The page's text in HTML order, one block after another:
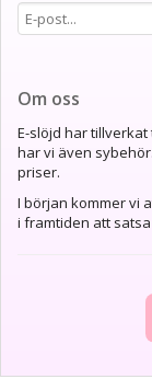
Om oss
E-slöjd har tillverkat
har vi även
priser.
I början kommer vi
i framtiden att